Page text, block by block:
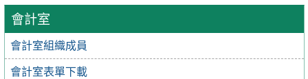
會計室
會計室組織成員
會計室表單下載